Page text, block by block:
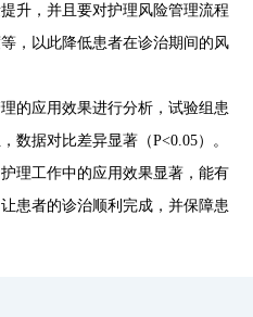
升，并且要对护理风险管理流程
，以此降低患者在诊治期间的风
的应用效果进行分析，试验组患
数据对比差异显著（P<0.05）。
理工作中的应用效果显著，能有
患者的诊治顺利完成，并保障患